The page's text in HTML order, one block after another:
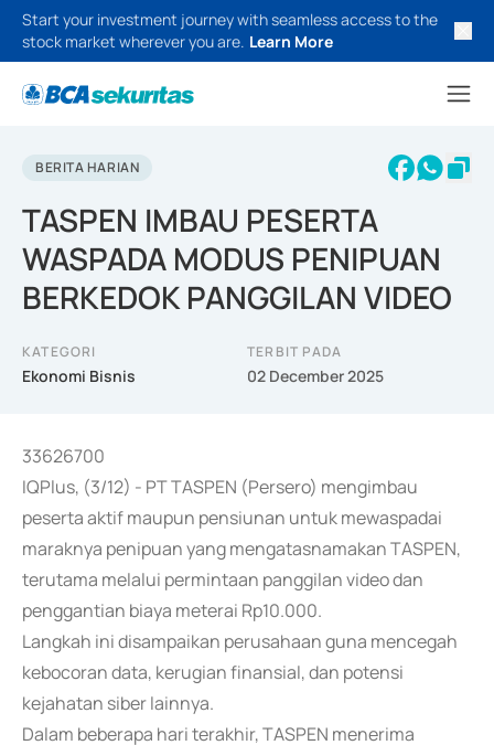
Start your investment journey with seamless access to the
stock market wherever you are. Learn More
BERITA HARIAN
TASPEN IMBAU PESERTA
WASPADA MODUS PENIPUAN
BERKEDOK PANGGILAN VIDEO
KATEGORI
Ekonomi Bisnis
TERBIT PADA
02 December 2025
33626700
IQPlus, (3/12) - PT TASPEN (Persero) mengimbau
peserta aktif maupun pensiunan untuk mewaspadai
maraknya penipuan yang mengatasnamakan TASPEN,
terutama melalui permintaan panggilan video dan
penggantian biaya meterai Rp10.000.
Langkah ini disampaikan perusahaan guna mencegah
kebocoran data, kerugian finansial, dan potensi
kejahatan siber lainnya.
Dalam beberapa hari terakhir, TASPEN menerima